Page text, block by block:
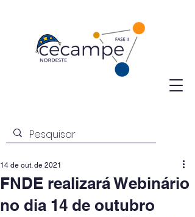
FNDE realizará Webinário
no dia 14 de outubro
14 de out. de 2021